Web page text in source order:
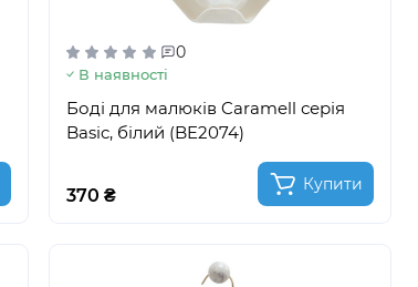
0
В наявності
Боді для малюків Caramell серія
Basic, білий (BE2074)
370 ₴
Купити